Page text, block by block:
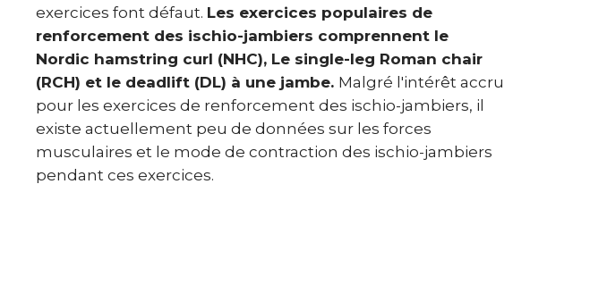
exercices font défaut. Les exercices populaires de
renforcement des ischio-jambiers comprennent le
Nordic hamstring curl (NHC), Le single-leg Roman chair
(RCH) et le deadlift (DL) à une jambe. Malgré l'intérêt accru
pour les exercices de renforcement des ischio-jambiers, il
existe actuellement peu de données sur les forces
musculaires et le mode de contraction des ischio-jambiers
pendant ces exercices.